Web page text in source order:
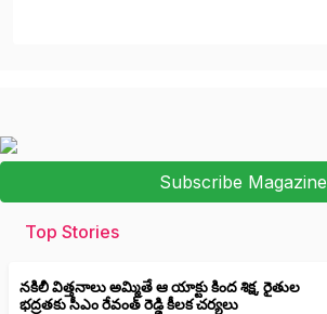
Subscribe Magazine
Top Stories
నకిలీ విత్తనాలు అమ్మితే ఆ యాక్టు కింద శిక్ష, రైతుల
భద్రతకు సీఎం రేవంత్ రెడ్డి కీలక చర్యలు